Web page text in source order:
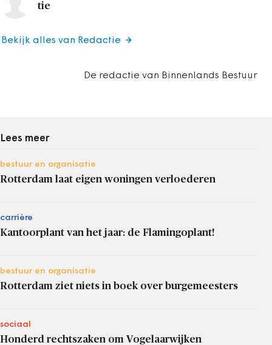
tie
De redactie van Binnenlands Bestuur
Bekijk alles van Redactie
Lees meer
bestuur en organisatie
Rotterdam laat eigen woningen verloederen
carrière
Kantoorplant van het jaar: de Flamingoplant!
bestuur en organisatie
Rotterdam ziet niets in boek over burgemeesters
sociaal
Honderd rechtszaken om Vogelaarwijken